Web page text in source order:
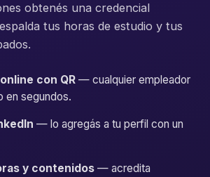
obtenés una credencial
tus horas de estudio y tus
con QR — cualquier empleador
en segundos.
— lo agregás a tu perfil con un
y contenidos — acredita